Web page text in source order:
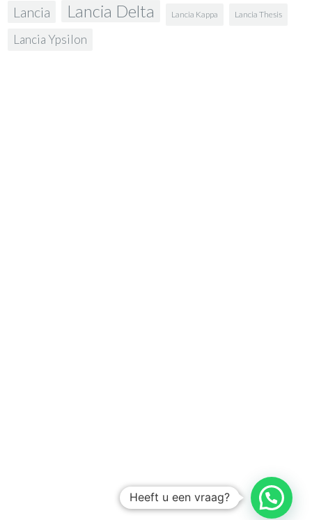
Lancia Lancia Delta Lancia Kappa Lancia Thesis
Lancia Ypsilon
Heeft u een vraag?